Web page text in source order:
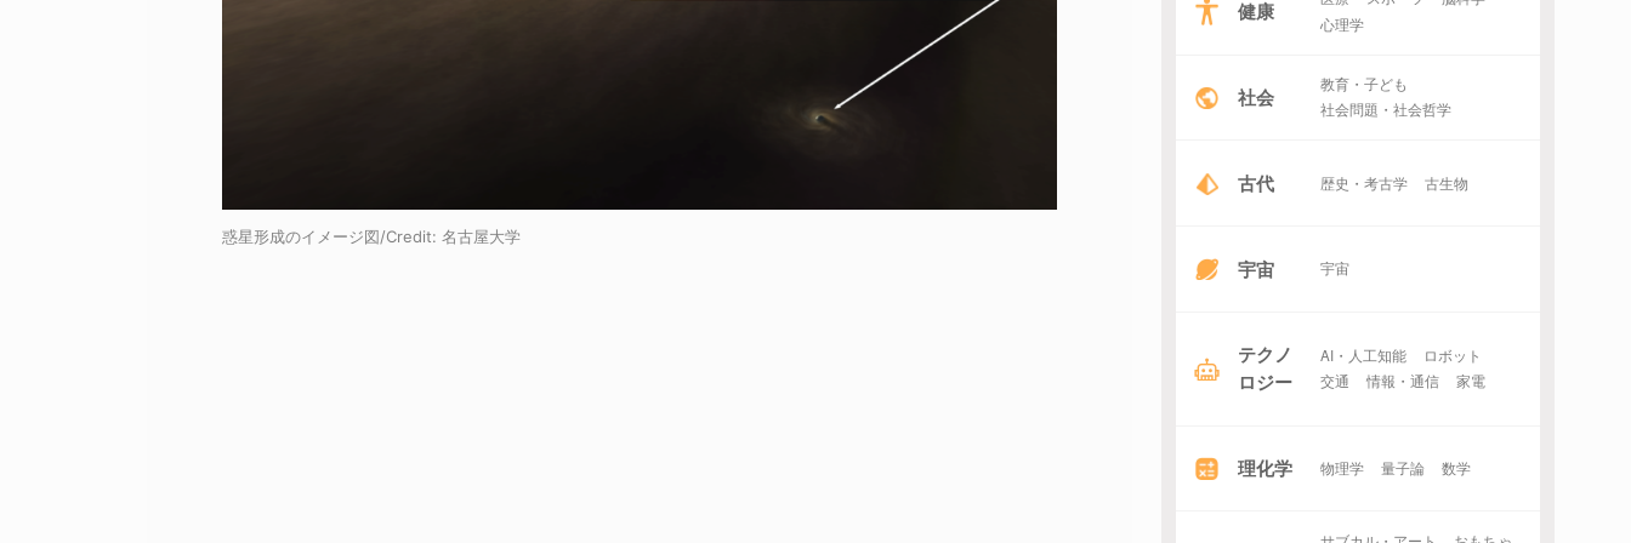
惑星形成のイメージ図/Credit: 名古屋大学
健康
心理学
社会
教育・子ども
社会問題・社会哲学
古代 歴史・考古学 古生物
宇宙 宇宙
テクノ
ロジー
AI・人工知能
ロボット
交通
情報・通信 家電
理化学 物理学 量子論 数学